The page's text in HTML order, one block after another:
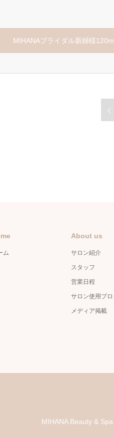
MIHANAブライダル新婦様
ム
About us
サロン紹介
スタッフ
営業日程
サロン使用プロ
メディア掲載
MIHANA Beauty &